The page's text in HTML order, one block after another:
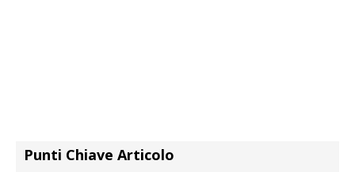
Punti Chiave Articolo